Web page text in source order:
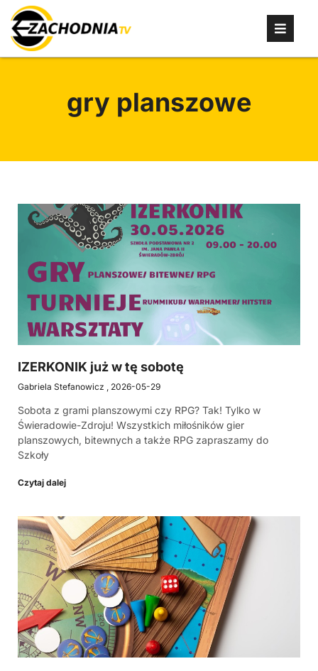
gry planszowe
IZERKONIK już w tę sobotę
Gabriela Stefanowicz 2026-05-29
Sobota z grami planszowymi czy RPG? Tak! Tylko w
Świeradowie-Zdroju! Wszystkich miłośników gier
planszowych, bitewnych a także RPG zapraszamy do
Szkoły
Czytaj dalej